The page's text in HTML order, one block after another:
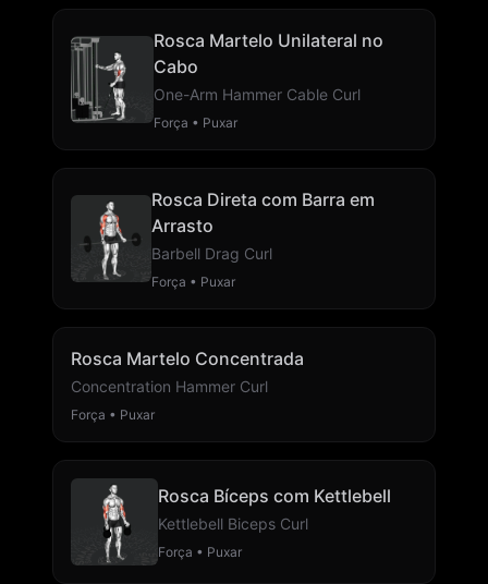
Rosca Martelo Unilateral no
Cabo
One-Arm Hammer Cable Curl
Força • Puxar
Rosca Direta com Barra em
Arrasto
Barbell Drag Curl
Força • Puxar
Rosca Martelo Concentrada
Concentration Hammer Curl
Força • Puxar
Rosca Bíceps com Kettlebell
Kettlebell Biceps Curl
Força • Puxar